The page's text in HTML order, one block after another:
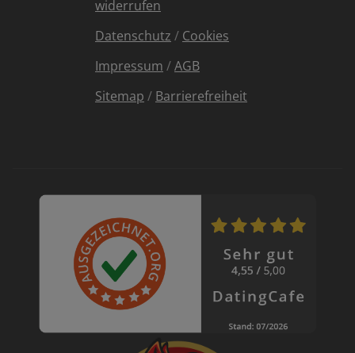
widerrufen
Datenschutz / Cookies
Impressum /AGB
Sitemap / Barrierefreiheit